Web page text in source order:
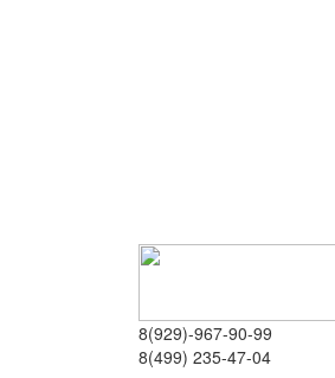
8(929)-967-90-99
8(499) 235-47-04